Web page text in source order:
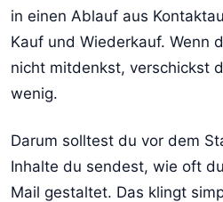
in einen Ablauf aus
Kauf und Wiederkauf. Wenn
nicht mitdenkst, verschickst
wenig.
Darum solltest du vor dem
Inhalte du sendest, wie oft
Mail gestaltet. Das klingt